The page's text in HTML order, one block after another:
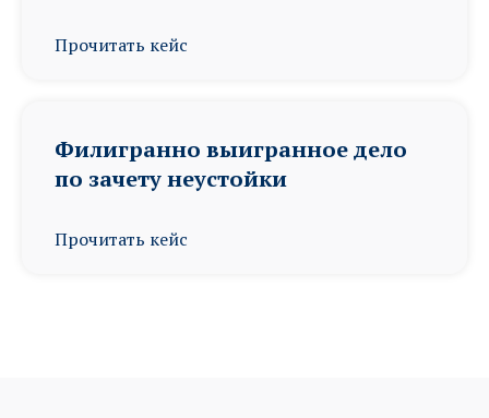
Прочитать кейс
Филигранно выигранное дело
по зачету неустойки
Прочитать кейс